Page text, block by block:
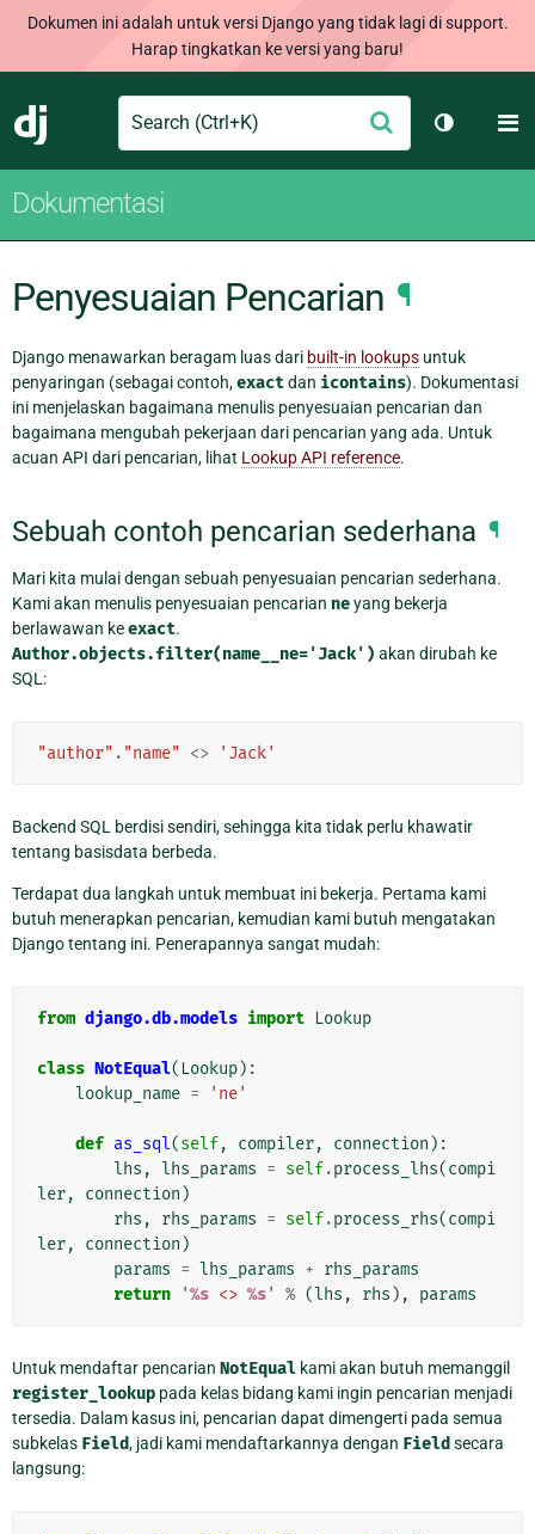
Dokumen ini adalah untuk versi Django yang tidak lagi di support.
Harap tingkatkan ke versi yang baru!
Django
Search Ajukan
Ganti
Dokumentasi
Penyesuaian Pencarian ¶
Django menawarkan beragam luas dari built-in lookups untuk
penyaringan (sebagai contoh,exactdan icontains). Dokumentasi
ini menjelaskan bagaimana menulis penyesuaian pencarian dan
bagaimana mengubah pekerjaan dari pencarian yang ada. Untuk
acuan API dari pencarian, lihat Lookup API reference.
Sebuah contoh pencarian sederhana ¶
Mari kita mulai dengan sebuah penyesuaian pencarian sederhana.
Kami akan menulis penyesuaian pencarian neyang bekerja
berlawawan keexact.
Author.objects.filter(name__ne='Jack') akan dirubah ke
SQL:
"author" . "name" <> 'Jack'
Backend SQL berdisi sendiri, sehingga kita tidak perlu khawatir
tentang basisdata berbeda.
Terdapat dua langkah untuk membuat ini bekerja. Pertama kami
butuh menerapkan pencarian, kemudian kami butuh mengatakan
Django tentang ini. Penerapannya sangat mudah:
from django.db.models import Lookup
class NotEqual( Lookup):
lookup_name = 'ne'
def as_sql(self, compiler, connection ):
lhs , lhs_params = self.process_lhs(compi
ler, connection )
rhs , rhs_params = self.process_rhs(compi
ler, connection )
params = lhs_params + rhs_params
return
'%s <> %s' % (lhs , rhs ), params
Untuk mendaftar pencarian NotEqual kami akan butuh memanggil
register_lookup pada kelas bidang kami ingin pencarian menjadi
tersedia. Dalam kasus ini, pencarian dapat dimengerti pada semua
subkelas Field, jadi kami mendaftarkannya dengan Field secara
langsung: